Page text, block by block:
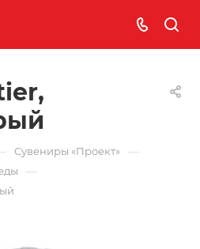
Сувениры «Проект» —
—